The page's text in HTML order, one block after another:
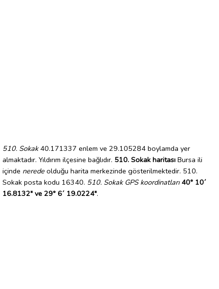
510. Sokak40.171337 enlem ve 29.105284 boylamda yer
almaktadır. Yıldırım ilçesine bağlıdır. 510. Sokak haritası Bursa ili
içinde nerede olduğu harita merkezinde gösterilmektedir. 510.
Sokak posta kodu 16340. 510. Sokak GPS koordinatları 40° 10´
16.8132" ve 29° 6´ 19.0224".